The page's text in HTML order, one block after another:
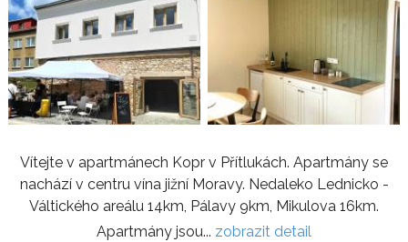
Vítejte v apartmánech Kopr v Přítlukách. Apartmány se
nachází v centru vína jižní Moravy. Nedaleko Lednicko -
Váltického areálu 14km, Pálavy 9km, Mikulova 16km.
Apartmány jsou... zobrazit detail